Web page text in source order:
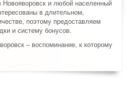
и любой населенный
в длительном,
поэтому предоставляем
и систему бонусов.
– воспоминание, к которому